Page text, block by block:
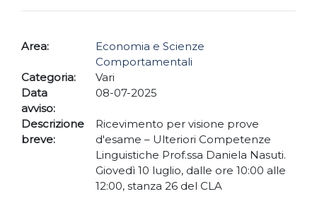
Area:
Economia e Scienze
Comportamentali
Categoria:
Vari
Data
avviso:
08-07-2025
Descrizione
breve:
Ricevimento per visione prove
d'esame – Ulteriori Competenze
Linguistiche Prof.ssa Daniela Nasuti.
Giovedì 10 luglio, dalle ore 10:00 alle
12:00, stanza 26 del CLA